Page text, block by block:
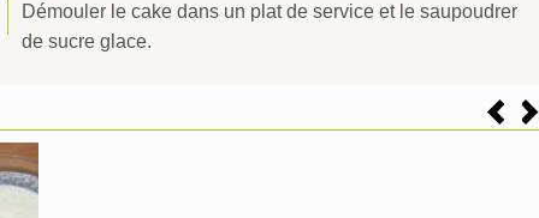
Démouler le cake dans un plat de service et le saupoudrer
de sucre glace.